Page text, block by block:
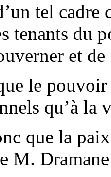
tel cadre
tenants du
et
le pouvoir
qu’à la
que la
M.